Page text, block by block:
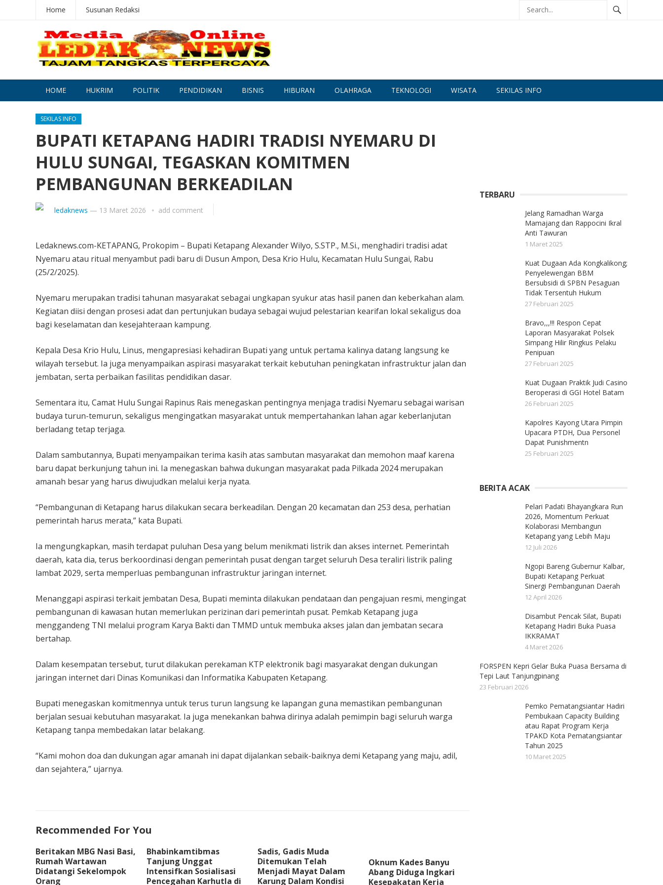
Home Susunan Redaksi
HOME HUKRIM POLITIK PENDIDIKAN BISNIS HIBURAN OLAHRAGA TEKNOLOGI WISATA SEKILAS INFO
SEKILAS INFO
BUPATI KETAPANG HADIRI TRADISI NYEMARU DI
HULU SUNGAI, TEGASKAN KOMITMEN
PEMBANGUNAN BERKEADILAN
ledaknews — 13 Maret 2026 add comment
Ledaknews.com-KETAPANG, Prokopim – Bupati Ketapang Alexander Wilyo, S.STP., M.Si., menghadiri tradisi adat
Nyemaru atau ritual menyambut padi baru di Dusun Ampon, Desa Krio Hulu, Kecamatan Hulu Sungai, Rabu
(25/2/2025).
Nyemaru merupakan tradisi tahunan masyarakat sebagai ungkapan syukur atas hasil panen dan keberkahan alam.
Kegiatan diisi dengan prosesi adat dan pertunjukan budaya sebagai wujud pelestarian kearifan lokal sekaligus doa
bagi keselamatan dan kesejahteraan kampung.
Kepala Desa Krio Hulu, Linus, mengapresiasi kehadiran Bupati yang untuk pertama kalinya datang langsung ke
wilayah tersebut. Ia juga menyampaikan aspirasi masyarakat terkait kebutuhan peningkatan infrastruktur jalan dan
jembatan, serta perbaikan fasilitas pendidikan dasar.
Sementara itu, Camat Hulu Sungai Rapinus Rais menegaskan pentingnya menjaga tradisi Nyemaru sebagai warisan
budaya turun-temurun, sekaligus mengingatkan masyarakat untuk mempertahankan lahan agar keberlanjutan
berladang tetap terjaga.
Dalam sambutannya, Bupati menyampaikan terima kasih atas sambutan masyarakat dan memohon maaf karena
baru dapat berkunjung tahun ini. Ia menegaskan bahwa dukungan masyarakat pada Pilkada 2024 merupakan
amanah besar yang harus diwujudkan melalui kerja nyata.
“Pembangunan di Ketapang harus dilakukan secara berkeadilan. Dengan 20 kecamatan dan 253 desa, perhatian
pemerintah harus merata,” kata Bupati.
Ia mengungkapkan, masih terdapat puluhan Desa yang belum menikmati listrik dan akses internet. Pemerintah
daerah, kata dia, terus berkoordinasi dengan pemerintah pusat dengan target seluruh Desa teraliri listrik paling
lambat 2029, serta memperluas pembangunan infrastruktur jaringan internet.
Menanggapi aspirasi terkait jembatan Desa, Bupati meminta dilakukan pendataan dan pengajuan resmi, mengingat
pembangunan di kawasan hutan memerlukan perizinan dari pemerintah pusat. Pemkab Ketapang juga
menggandeng TNI melalui program Karya Bakti dan TMMD untuk membuka akses jalan dan jembatan secara
bertahap.
Dalam kesempatan tersebut, turut dilakukan perekaman KTP elektronik bagi masyarakat dengan dukungan
jaringan internet dari Dinas Komunikasi dan Informatika Kabupaten Ketapang.
Bupati menegaskan komitmennya untuk terus turun langsung ke lapangan guna memastikan pembangunan
berjalan sesuai kebutuhan masyarakat. Ia juga menekankan bahwa dirinya adalah pemimpin bagi seluruh warga
Ketapang tanpa membedakan latar belakang.
“Kami mohon doa dan dukungan agar amanah ini dapat dijalankan sebaik-baiknya demi Ketapang yang maju, adil,
dan sejahtera,” ujarnya.
Recommended For You
Beritakan MBG Nasi Basi,
Rumah Wartawan
Didatangi Sekelompok
Orang
Bhabinkamtibmas
Tanjung Unggat
Intensifkan Sosialisasi
Pencegahan Karhutla di
Sadis, Gadis Muda
Ditemukan Telah
Menjadi Mayat Dalam
Karung Dalam Kondisi
Oknum Kades Banyu
Abang Diduga Ingkari
Kesepakatan Kerja
TERBARU
Jelang Ramadhan Warga
Mamajang dan Rappocini Ikral
Anti Tawuran
1 Maret 2025
Kuat Dugaan Ada Kongkalikong;
Penyelewengan BBM
Bersubsidi di SPBN Pesaguan
Tidak Tersentuh Hukum
27 Februari 2025
Bravo,,,!!! Respon Cepat
Laporan Masyarakat Polsek
Simpang Hilir Ringkus Pelaku
Penipuan
27 Februari 2025
Kuat Dugaan Praktik Judi Casino
Beroperasi di GGI Hotel Batam
26 Februari 2025
Kapolres Kayong Utara Pimpin
Upacara PTDH, Dua Personel
Dapat Punishmentn
25 Februari 2025
BERITA ACAK
Pelari Padati Bhayangkara Run
2026, Momentum Perkuat
Kolaborasi Membangun
Ketapang yang Lebih Maju
12 Juli 2026
Ngopi Bareng Gubernur Kalbar,
Bupati Ketapang Perkuat
Sinergi Pembangunan Daerah
12 April 2026
Disambut Pencak Silat, Bupati
Ketapang Hadiri Buka Puasa
IKKRAMAT
4 Maret 2026
FORSPEN Kepri Gelar Buka Puasa Bersama di
Tepi Laut Tanjungpinang
23 Februari 2026
Pemko Pematangsiantar Hadiri
Pembukaan Capacity Building
atau Rapat Program Kerja
TPAKD Kota Pematangsiantar
Tahun 2025
10 Maret 2025